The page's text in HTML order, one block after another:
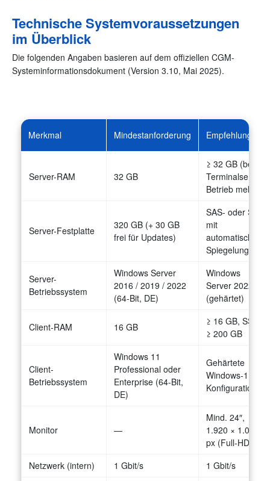
Technische Systemvoraussetzungen
im Überblick
Die folgenden Angaben basieren auf dem offiziellen CGM-
Systeminformationsdokument (Version 3.10, Mai 2025).
Merkmal Mindestanforderung Empfehlung
Server-RAM 32 GB
≥ 32 GB (bei
Terminalserver-
Betrieb mehr)
Server-Festplatte
320 GB (+ 30 GB
frei für Updates)
SAS- oder SSD
mit
automatischer
Spiegelung
Server-
Betriebssystem
Windows Server
2016 / 2019 / 2022
(64-Bit, DE)
Windows
Server 2022
(gehärtet)
Client-RAM 16 GB
≥ 16 GB, SSD
≥ 200 GB
Client-
Betriebssystem
Windows 11
Professional oder
Enterprise (64-Bit,
DE)
Gehärtete
Windows-11-
Konfiguration
Monitor —
Mind. 24″,
1.920 × 1.080
px (Full-HD)
Netzwerk (intern)
1 Gbit/s 1 Gbit/s